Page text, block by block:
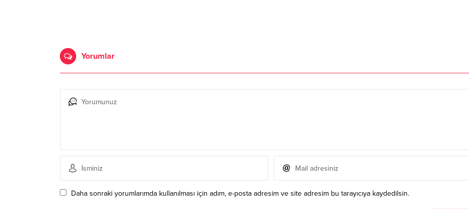
Yorumlar
Daha sonraki yorumlarımda kullanılması için adım, e-posta adresim ve site adresim bu tarayıcıya kaydedilsin.